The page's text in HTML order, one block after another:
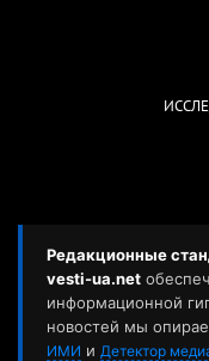
Редакционные
vesti-ua.net
информационной
новостей мы
ИМИ и Детектор